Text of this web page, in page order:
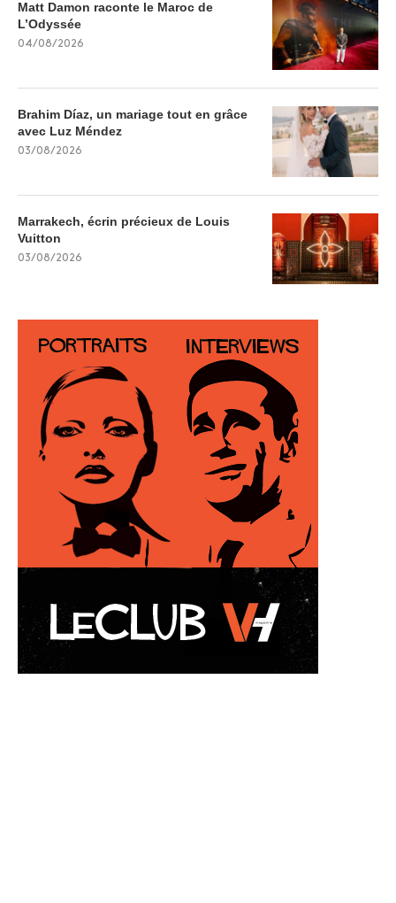
Matt Damon raconte le Maroc de
L’Odyssée
04/08/2026
Brahim Díaz, un mariage tout en grâce
avec Luz Méndez
03/08/2026
Marrakech, écrin précieux de Louis
Vuitton
03/08/2026